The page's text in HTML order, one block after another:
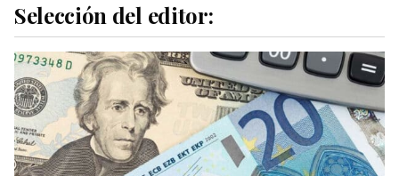
Selección del editor: